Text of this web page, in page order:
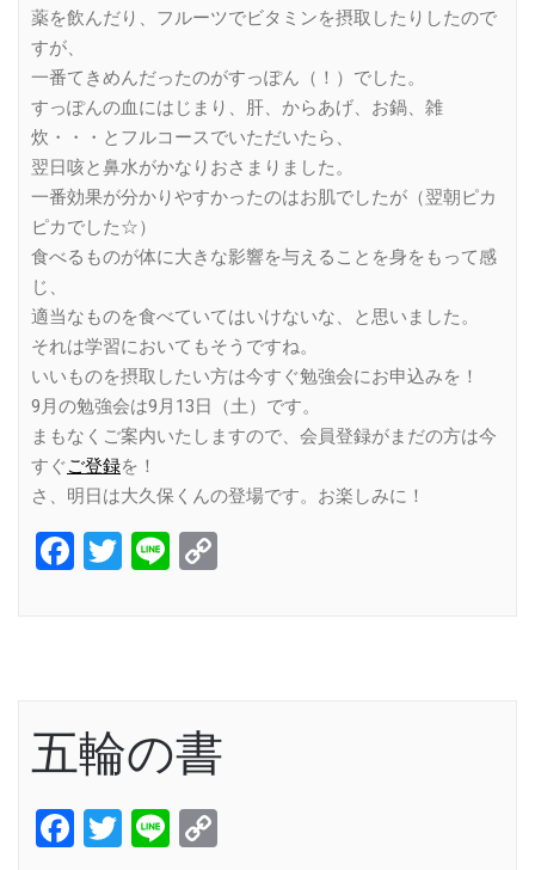
薬を飲んだり、フルーツでビタミンを摂取したりしたので
すが、
一番てきめんだったのがすっぽん（！）でした。
すっぽんの血にはじまり、肝、からあげ、お鍋、雑
炊・・・とフルコースでいただいたら、
翌日咳と鼻水がかなりおさまりました。
一番効果が分かりやすかったのはお肌でしたが（翌朝ピカ
ピカでした☆）
食べるものが体に大きな影響を与えることを身をもって感
じ、
適当なものを食べていてはいけないな、と思いました。
それは学習においてもそうですね。
いいものを摂取したい方は今すぐ勉強会にお申込みを！
9月の勉強会は9月13日（土）です。
まもなくご案内いたしますので、会員登録がまだの方は今
すぐご登録を！
さ、明日は大久保くんの登場です。お楽しみに！
Facebook
Twitter
Line
五輪の書
Facebook
Twitter
Line